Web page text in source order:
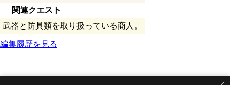
関連クエスト
武器と防具類を取り扱っている商人。
編集履歴を見る